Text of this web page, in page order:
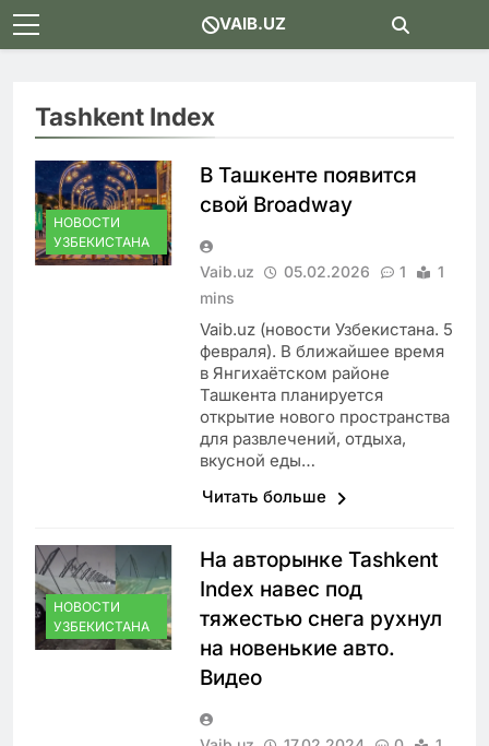
Skip
to
VAIB.UZ
Tashkent Index
НОВОСТИ
УЗБЕКИСТАНА
В Ташкенте появится
свой Broadway
Vaib.uz 05.02.2026 1
1
mins
Vaib.uz (новости Узбекистана. 5
февраля). В ближайшее время
в Янгихаётском районе
Ташкента планируется
открытие нового пространства
для развлечений, отдыха,
вкусной еды…
Читать больше
НОВОСТИ
УЗБЕКИСТАНА
На авторынке Tashkent
Index навес под
тяжестью снега рухнул
на новенькие авто.
Видео